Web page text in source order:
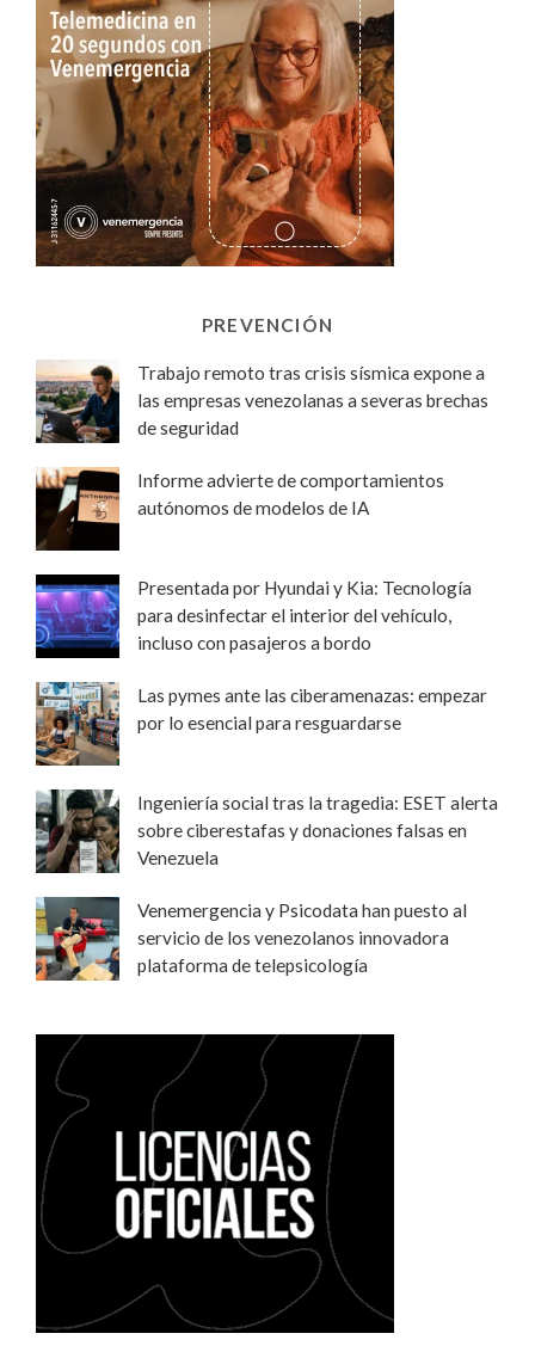
PREVENCIÓN
Trabajo remoto tras crisis sísmica expone a
las empresas venezolanas a severas brechas
de seguridad
Informe advierte de comportamientos
autónomos de modelos de IA
Presentada por Hyundai y Kia: Tecnología
para desinfectar el interior del vehículo,
incluso con pasajeros a bordo
Las pymes ante las ciberamenazas: empezar
por lo esencial para resguardarse
Ingeniería social tras la tragedia: ESET alerta
sobre ciberestafas y donaciones falsas en
Venezuela
Venemergencia y Psicodata han puesto al
servicio de los venezolanos innovadora
plataforma de telepsicología